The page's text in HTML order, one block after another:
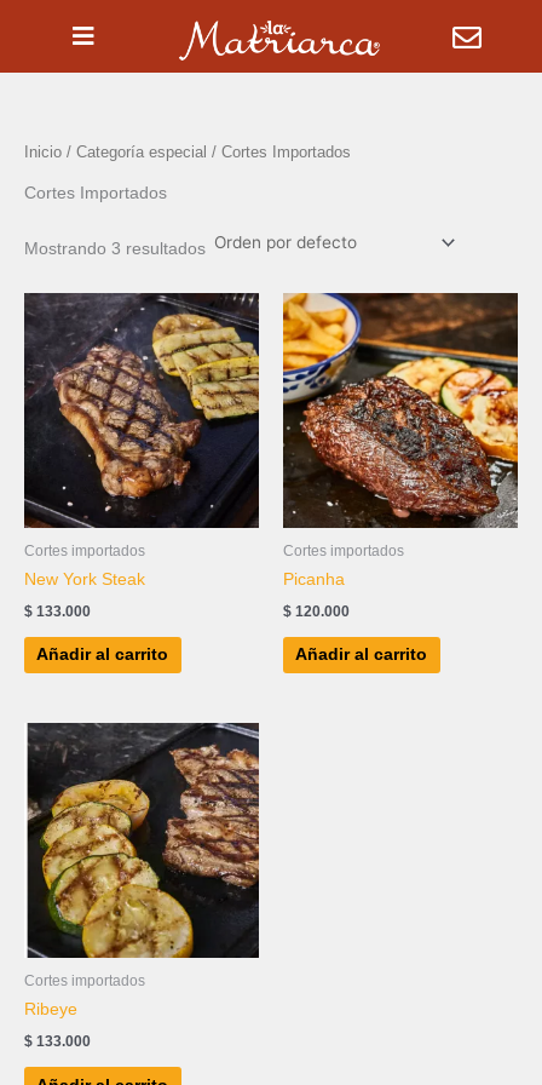
Inicio / Categoría especial / Cortes Importados
Cortes Importados
Mostrando 3 resultados
Cortes importados
New York Steak
$ 133.000
Añadir al carrito
Cortes importados
Picanha
$ 120.000
Añadir al carrito
Cortes importados
Ribeye
$ 133.000